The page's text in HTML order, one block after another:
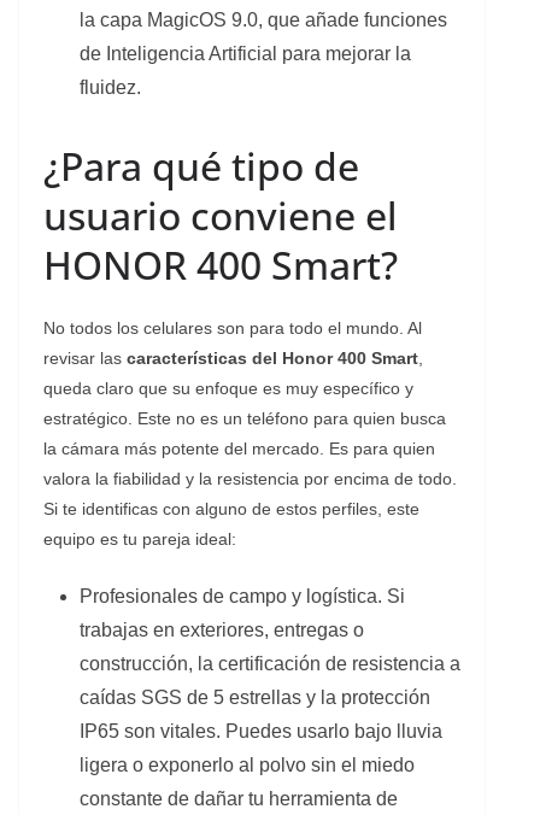
la capa MagicOS 9.0, que añade funciones
de Inteligencia Artificial para mejorar la
fluidez.
¿Para qué tipo de
usuario conviene el
HONOR 400 Smart?
No todos los celulares son para todo el mundo. Al
revisar las características del Honor 400 Smart
queda claro que su enfoque es muy específico y
estratégico. Este no es un teléfono para quien busca
la cámara más potente del mercado. Es para quien
valora la fiabilidad y la resistencia por encima de todo.
Si te identificas con alguno de estos perfiles, este
equipo es tu pareja ideal:
Profesionales de campo y logística. Si
trabajas en exteriores, entregas o
construcción, la certificación de resistencia a
caídas SGS de 5 estrellas y la protección
IP65 son vitales. Puedes usarlo bajo lluvia
ligera o exponerlo al polvo sin el miedo
constante de dañar tu herramienta de